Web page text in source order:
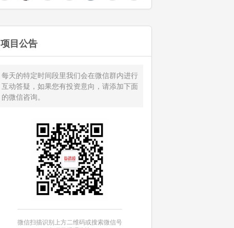
项目公告
每天的特定时间段里我们会在微信群内进行
互动答疑，如果您有投资意向，请添加下面
的微信咨询。
微信扫描识别上方二维码或搜索微信号